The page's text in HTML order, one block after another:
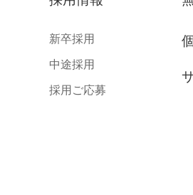
新卒採用
中途採用
採用ご応募